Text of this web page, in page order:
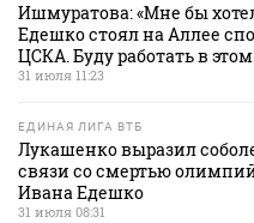
Ишмуратова: «Мне бы
Едешко стоял на Аллее
ЦСКА. Буду работать в
31 июля 11:23
ЕДИНАЯ ЛИГА ВТБ
Лукашенко выразил
связи со смертью
Ивана Едешко
31 июля 08:31